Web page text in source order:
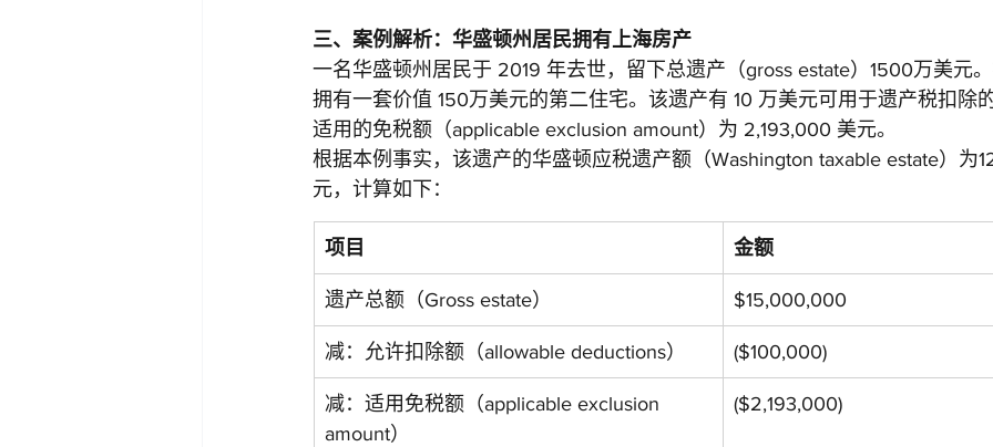
三、案例解析：华盛顿州居民拥有上海房产
一名华盛顿州居民于 2019 年去世，留下总遗产（gross estate）1500万美元
拥有一套价值 150万美元的第二住宅。该遗产有 10 万美元可用于遗产税扣除
适用的免税额（applicable exclusion amount）为 2,193,000 美元。
根据本例事实，该遗产的华盛顿应税遗产额（Washington taxable estate）为
元，计算如下：
项目 金额
遗产总额（Gross estate） $15,000,000
减：允许扣除额（allowable deductions） ($100,000)
减：适用免税额（applicable exclusion
amount）
($2,193,000)